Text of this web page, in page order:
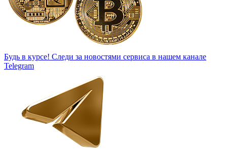
Будь в курсе! Следи за новостями сервиса в нашем канале
Telegram